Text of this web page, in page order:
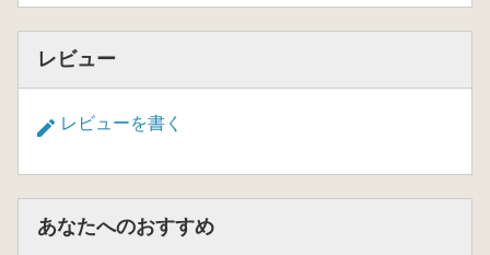
レビュー
レビューを書く
あなたへのおすすめ